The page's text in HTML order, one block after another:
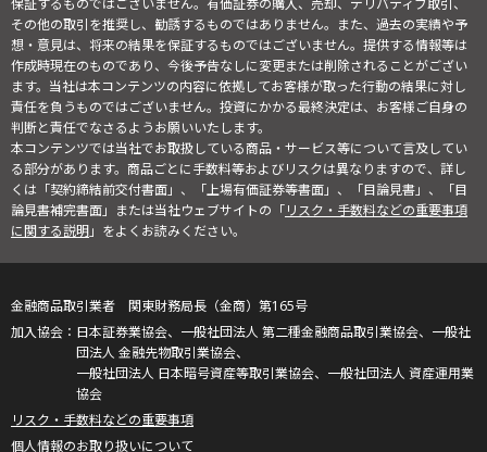
保証するものではございません。有価証券の購入、売却、デリバティブ取引、
その他の取引を推奨し、勧誘するものではありません。また、過去の実績や予
想・意見は、将来の結果を保証するものではございません。提供する情報等は
作成時現在のものであり、今後予告なしに変更または削除されることがござい
ます。当社は本コンテンツの内容に依拠してお客様が取った行動の結果に対し
責任を負うものではございません。投資にかかる最終決定は、お客様ご自身の
判断と責任でなさるようお願いいたします。
本コンテンツでは当社でお取扱している商品・サービス等について言及してい
る部分があります。商品ごとに手数料等およびリスクは異なりますので、詳し
くは「契約締結前交付書面」、「上場有価証券等書面」、「目論見書」、「目
論見書補完書面」または当社ウェブサイトの「リスク・手数料などの重要事項
に関する説明」をよくお読みください。
金融商品取引業者 関東財務局長（金商）第165号
日本証券業協会、一般社団法人 第二種金融商品取引業協会、一般社
団法人 金融先物取引業協会、
一般社団法人 日本暗号資産等取引業協会、一般社団法人 資産運用業
協会
リスク・手数料などの重要事項
個人情報のお取り扱いについて